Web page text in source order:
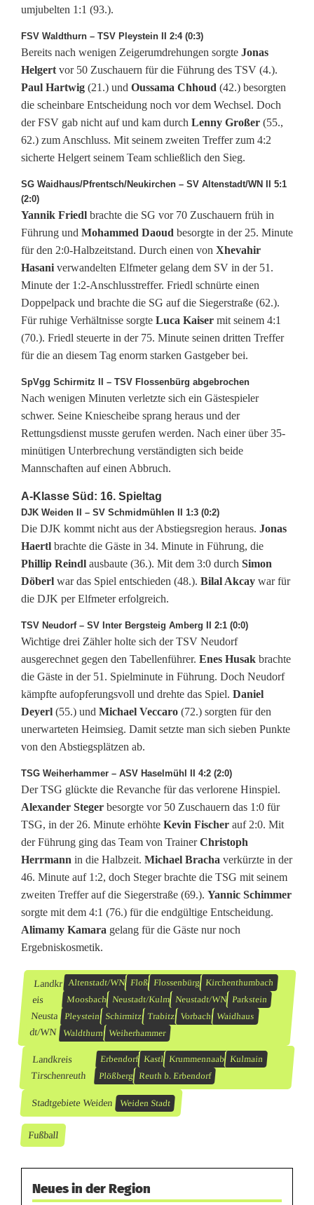
umjubelten 1:1 (93.).
FSV Waldthurn – TSV Pleystein II 2:4 (0:3)
Bereits nach wenigen Zeigerumdrehungen sorgte Jonas
Helgert vor 50 Zuschauern für die Führung des TSV (4.).
Paul Hartwig (21.) und Oussama Chhoud (42.) besorgten
die scheinbare Entscheidung noch vor dem Wechsel. Doch
der FSV gab nicht auf und kam durch Lenny Großer (55.,
62.) zum Anschluss. Mit seinem zweiten Treffer zum 4:2
sicherte Helgert seinem Team schließlich den Sieg.
SG Waidhaus/Pfrentsch/Neukirchen – SV Altenstadt/WN II 5:1
(2:0)
Yannik Friedl brachte die SG vor 70 Zuschauern früh in
Führung und Mohammed Daoud besorgte in der 25. Minute
für den 2:0-Halbzeitstand. Durch einen von Xhevahir
Hasani verwandelten Elfmeter gelang dem SV in der 51.
Minute der 1:2-Anschlusstreffer. Friedl schnürte einen
Doppelpack und brachte die SG auf die Siegerstraße (62.).
Für ruhige Verhältnisse sorgte Luca Kaiser mit seinem 4:1
(70.). Friedl steuerte in der 75. Minute seinen dritten Treffer
für die an diesem Tag enorm starken Gastgeber bei.
SpVgg Schirmitz II – TSV Flossenbürg abgebrochen
Nach wenigen Minuten verletzte sich ein Gästespieler
schwer. Seine Kniescheibe sprang heraus und der
Rettungsdienst musste gerufen werden. Nach einer über 35-
minütigen Unterbrechung verständigten sich beide
Mannschaften auf einen Abbruch.
A-Klasse Süd: 16. Spieltag
DJK Weiden II – SV Schmidmühlen II 1:3 (0:2)
Die DJK kommt nicht aus der Abstiegsregion heraus. Jonas
Haertl brachte die Gäste in 34. Minute in Führung, die
Phillip Reindl ausbaute (36.). Mit dem 3:0 durch Simon
Döberl war das Spiel entschieden (48.). Bilal Akcay war für
die DJK per Elfmeter erfolgreich.
TSV Neudorf – SV Inter Bergsteig Amberg II 2:1 (0:0)
Wichtige drei Zähler holte sich der TSV Neudorf
ausgerechnet gegen den Tabellenführer. Enes Husak brachte
die Gäste in der 51. Spielminute in Führung. Doch Neudorf
kämpfte aufopferungsvoll und drehte das Spiel. Daniel
Deyerl (55.) und Michael Veccaro (72.) sorgten für den
unerwarteten Heimsieg. Damit setzte man sich sieben Punkte
von den Abstiegsplätzen ab.
TSG Weiherhammer – ASV Haselmühl II 4:2 (2:0)
Der TSG glückte die Revanche für das verlorene Hinspiel.
Alexander Steger besorgte vor 50 Zuschauern das 1:0 für
TSG, in der 26. Minute erhöhte Kevin Fischer auf 2:0. Mit
der Führung ging das Team von TrainerChristoph
Herrmann in die Halbzeit. Michael Bracha verkürzte in der
46. Minute auf 1:2, doch Steger brachte die TSG mit seinem
zweiten Treffer auf die Siegerstraße (69.). Yannic Schimmer
sorgte mit dem 4:1 (76.) für die endgültige Entscheidung.
Alimamy Kamara gelang für die Gäste nur noch
Ergebniskosmetik.
Landkr
eis
Neusta
dt/WN
Altenstadt/WN Floß Flossenbürg Kirchenthumbach
Moosbach Neustadt/Kulm Neustadt/WN Parkstein
Pleystein Schirmitz Trabitz Vorbach Waidhaus
Waldthurn Weiherhammer
Landkreis
Tirschenreuth
Erbendorf Kastl Krummennaab Kulmain
Plößberg Reuth b. Erbendorf
Stadtgebiete Weiden Weiden Stadt
Fußball
Neues in der Region